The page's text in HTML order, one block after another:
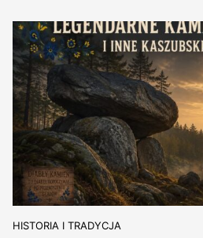
HISTORIA I TRADYCJA